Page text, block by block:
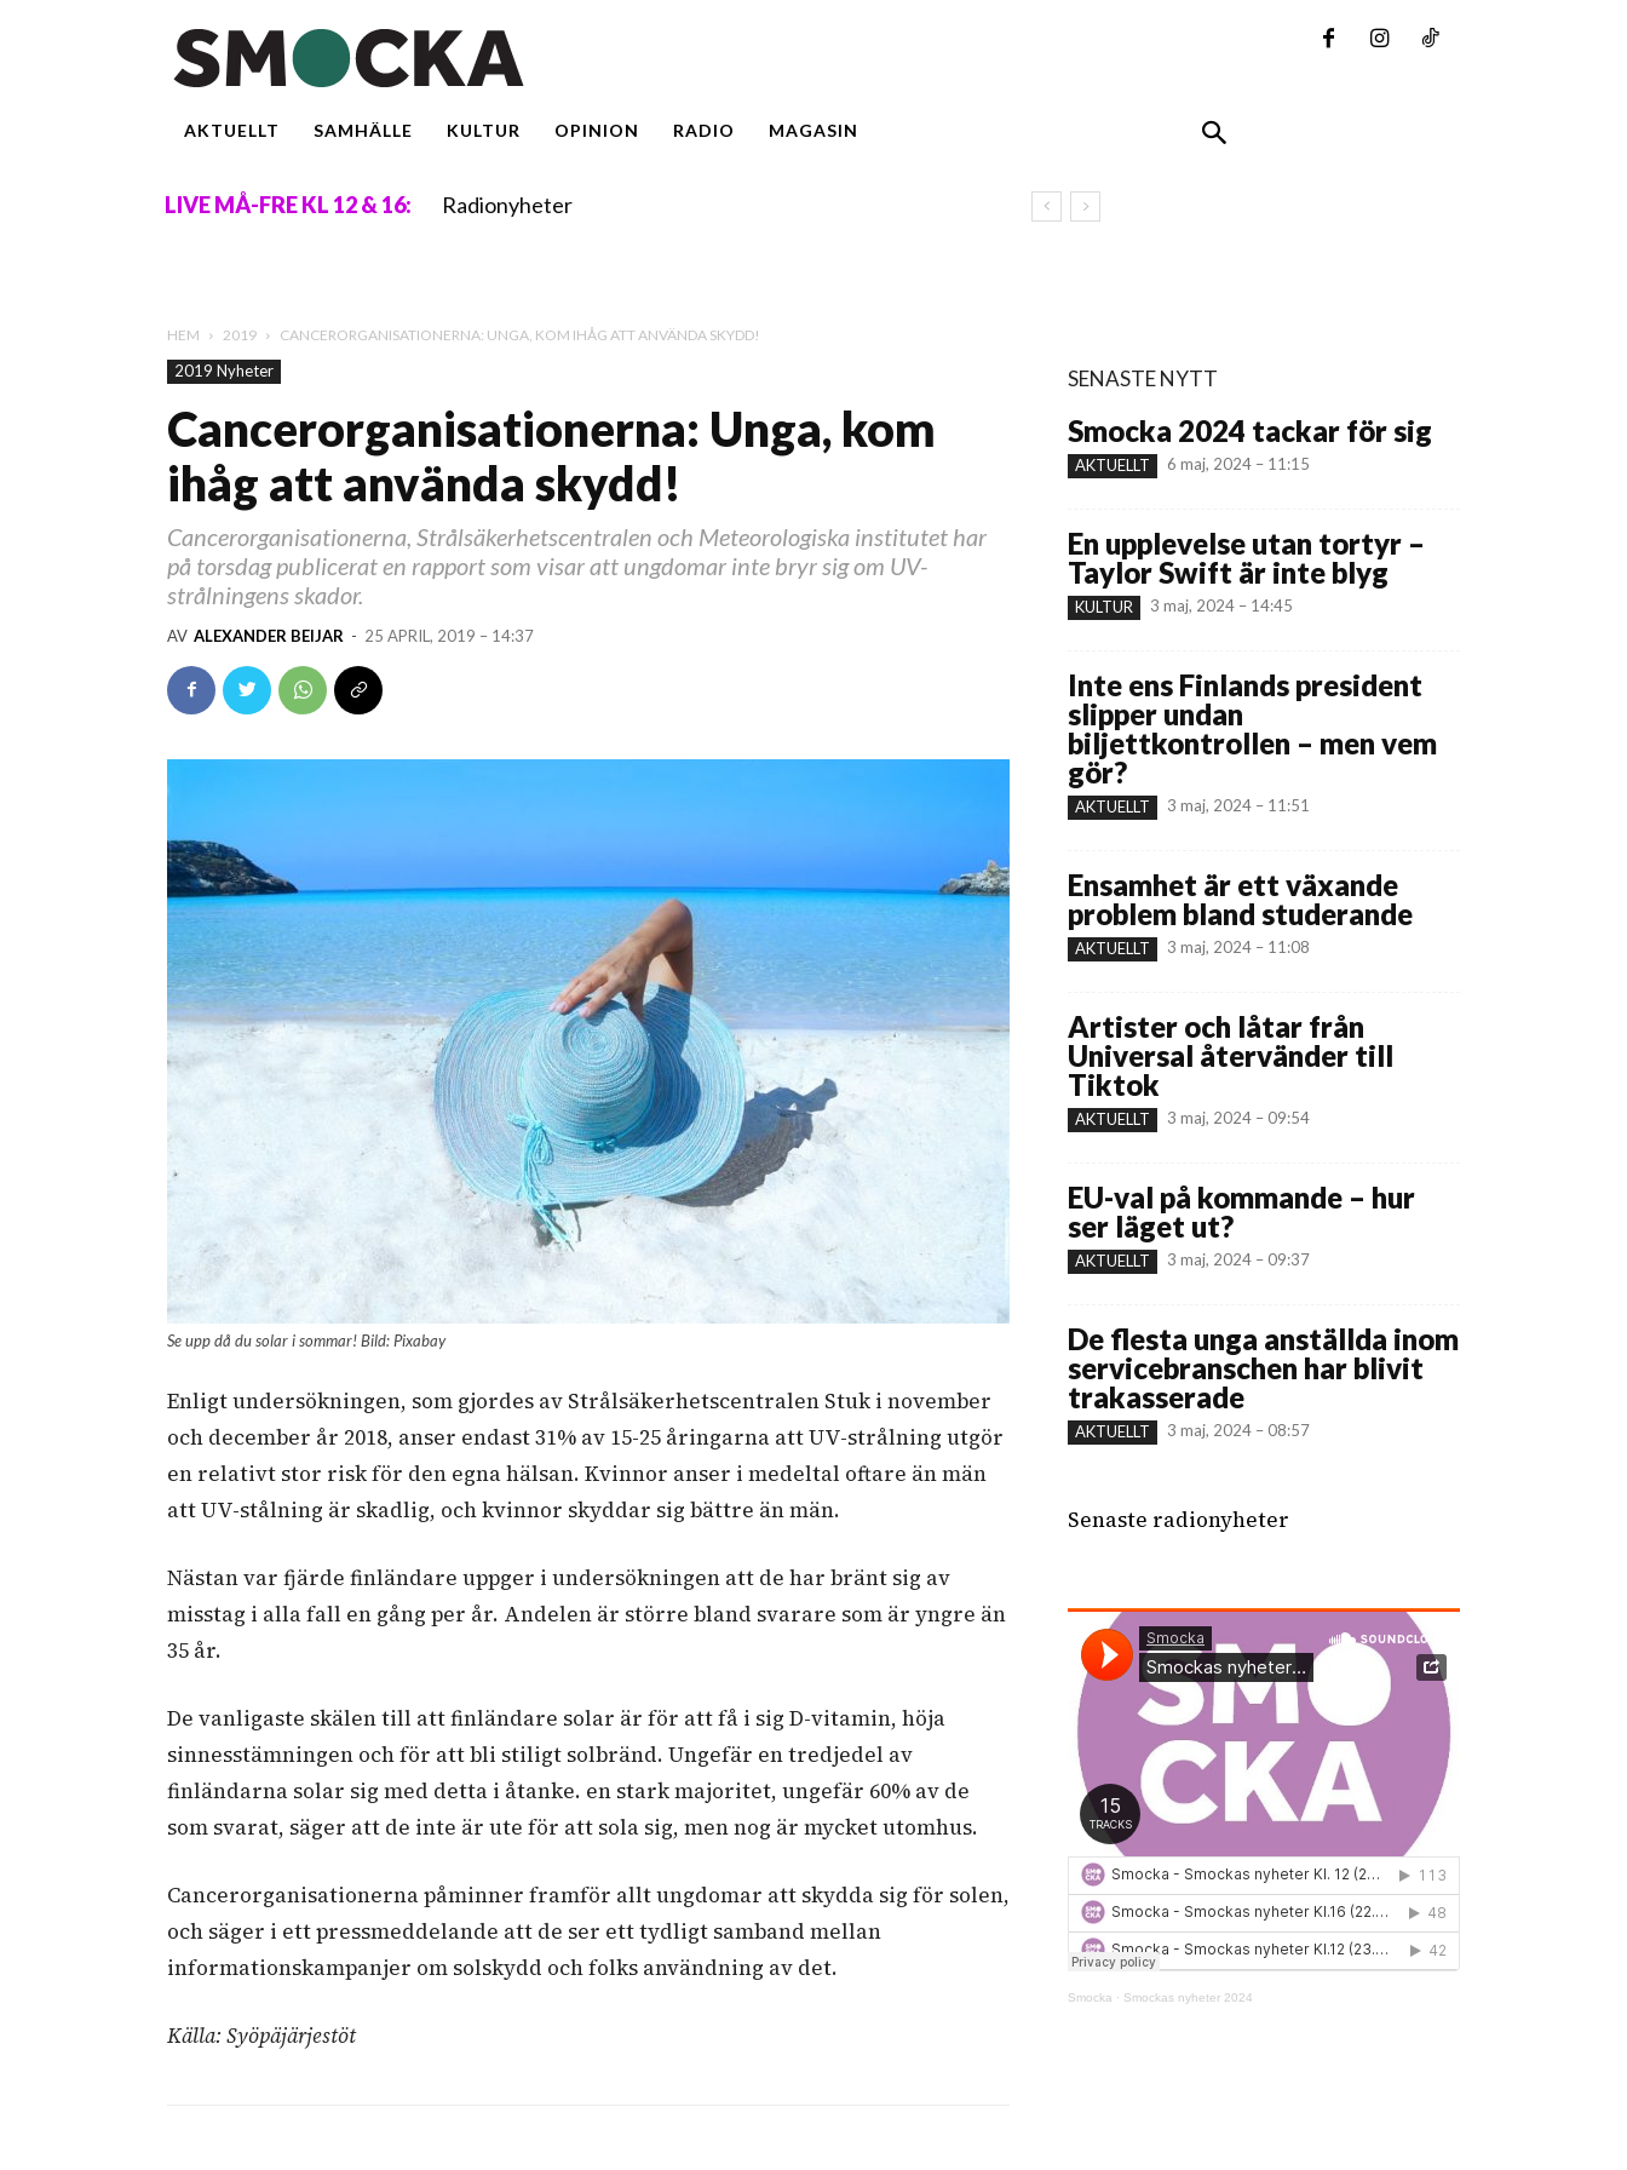
AKTUELLT SAMHÄLLE KULTUR OPINION RADIO MAGASIN
LIVE MÅ-FRE KL 12 & 16: Radionyheter
HEM 2019 CANCERORGANISATIONERNA: UNGA, KOM IHÅG ATT ANVÄNDA SKYDD!
2019 Nyheter
Cancerorganisationerna: Unga, kom
ihåg att använda skydd!
Cancerorganisationerna, Strålsäkerhetscentralen och Meteorologiska institutet har
på torsdag publicerat en rapport som visar att ungdomar inte bryr sig om UV-
strålningens skador.
AV ALEXANDER BEIJAR - 25 APRIL, 2019 – 14:37
Se upp då du solar i sommar! Bild: Pixabay
Enligt undersökningen, som gjordes av Strålsäkerhetscentralen Stuk i november
och december år 2018, anser endast 31% av 15-25 åringarna att UV-strålning utgör
en relativt stor risk för den egna hälsan. Kvinnor anser i medeltal oftare än män
att UV-stålning är skadlig, och kvinnor skyddar sig bättre än män.
Nästan var fjärde finländare uppger i undersökningen att de har bränt sig av
misstag i alla fall en gång per år. Andelen är större bland svarare som är yngre än
35 år.
De vanligaste skälen till att finländare solar är för att få i sig D-vitamin, höja
sinnesstämningen och för att bli stiligt solbränd. Ungefär en tredjedel av
finländarna solar sig med detta i åtanke. en stark majoritet, ungefär 60% av de
som svarat, säger att de inte är ute för att sola sig, men nog är mycket utomhus.
Cancerorganisationerna påminner framför allt ungdomar att skydda sig för solen,
och säger i ett pressmeddelande att de ser ett tydligt samband mellan
informationskampanjer om solskydd och folks användning av det.
Källa: Syöpäjärjestöt
SENASTE NYTT
Smocka 2024 tackar för sig
AKTUELLT 6 maj, 2024 – 11:15
En upplevelse utan tortyr –
Taylor Swift är inte blyg
KULTUR 3 maj, 2024 – 14:45
Inte ens Finlands president
slipper undan
biljettkontrollen – men vem
gör?
AKTUELLT 3 maj, 2024 – 11:51
Ensamhet är ett växande
problem bland studerande
AKTUELLT 3 maj, 2024 – 11:08
Artister och låtar från
Universal återvänder till
Tiktok
AKTUELLT 3 maj, 2024 – 09:54
EU-val på kommande – hur
ser läget ut?
AKTUELLT 3 maj, 2024 – 09:37
De flesta unga anställda inom
servicebranschen har blivit
trakasserade
AKTUELLT 3 maj, 2024 – 08:57
Senaste radionyheter
Smocka · Smockas nyheter 2024